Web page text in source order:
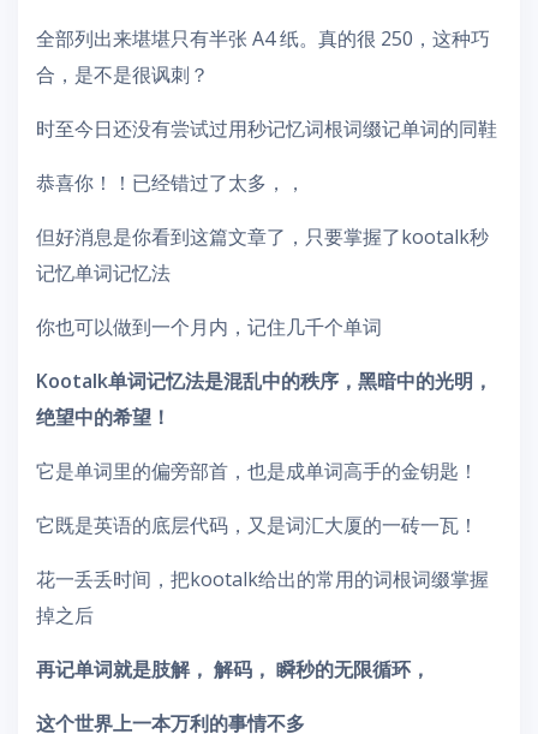
全部列出来堪堪只有半张 A4 纸。真的很 250，这种巧
合，是不是很讽刺？
时至今日还没有尝试过用秒记忆词根词缀记单词的同鞋
恭喜你！！已经错过了太多，，
但好消息是你看到这篇文章了，只要掌握了kootalk秒
记忆单词记忆法
你也可以做到一个月内，记住几千个单词
Kootalk单词记忆法是混乱中的秩序，黑暗中的光明，
绝望中的希望！
它是单词里的偏旁部首，也是成单词高手的金钥匙！
它既是英语的底层代码，又是词汇大厦的一砖一瓦！
花一丢丢时间，把kootalk给出的常用的词根词缀掌握
掉之后
再记单词就是肢解， 解码， 瞬秒的无限循环，
这个世界上一本万利的事情不多